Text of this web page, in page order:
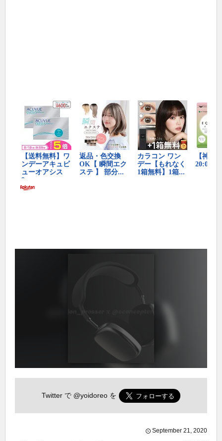
Twitter で @yoidoreo を
September 21, 2020